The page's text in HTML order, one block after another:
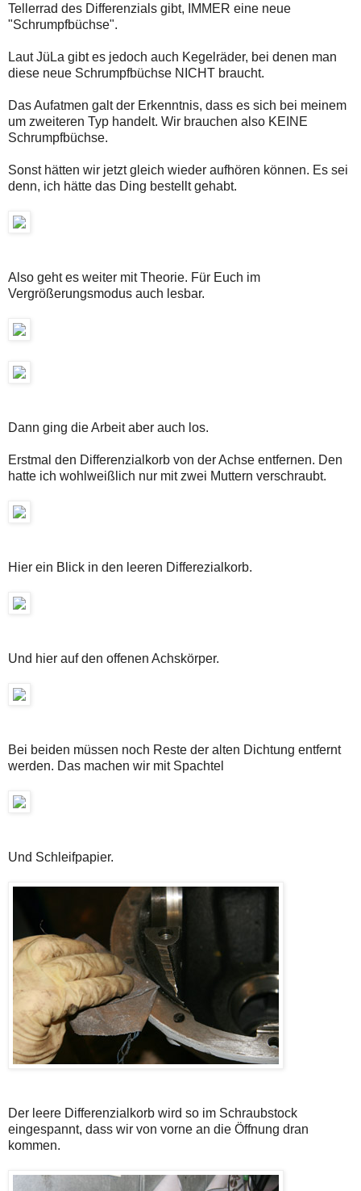
Tellerrad des Differenzials gibt, IMMER eine neue
"Schrumpfbüchse".
Laut JüLa gibt es jedoch auch Kegelräder, bei denen man
diese neue Schrumpfbüchse NICHT braucht.
Das Aufatmen galt der Erkenntnis, dass es sich bei meinem
um zweiteren Typ handelt. Wir brauchen also KEINE
Schrumpfbüchse.
Sonst hätten wir jetzt gleich wieder aufhören können. Es sei
denn, ich hätte das Ding bestellt gehabt.
Also geht es weiter mit Theorie. Für Euch im
Vergrößerungsmodus auch lesbar.
Dann ging die Arbeit aber auch los.
Erstmal den Differenzialkorb von der Achse entfernen. Den
hatte ich wohlweißlich nur mit zwei Muttern verschraubt.
Hier ein Blick in den leeren Differezialkorb.
Und hier auf den offenen Achskörper.
Bei beiden müssen noch Reste der alten Dichtung entfernt
werden. Das machen wir mit Spachtel
Und Schleifpapier.
Der leere Differenzialkorb wird so im Schraubstock
eingespannt, dass wir von vorne an die Öffnung dran
kommen.